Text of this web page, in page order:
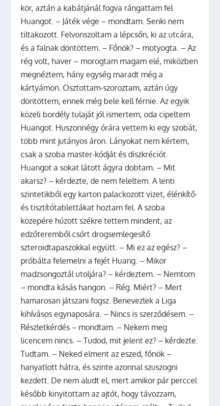
kör, aztán a kabátjánál fogva rángattam fel
Huangot. – Játék vége – mondtam. Senki nem
tiltakozott. Felvonszoltam a lépcsőn, ki az utcára,
és a falnak döntöttem. – Főnök? – motyogta. – Az
rég volt, haver – morogtam magam elé, miközben
megnéztem, hány egység maradt még a
kártyámon. Osztottam-szoroztam, aztán úgy
döntöttem, ennek még bele kell férnie. Az egyik
közeli bordély tulaját jól ismertem, oda cipeltem
Huangot. Huszonnégy órára vettem ki egy szobát,
több mint jutányos áron. Lányokat nem kértem,
csak a szoba master-kódját és diszkréciót.
Huangot a sokat látott ágyra dobtam. – Mit
akarsz? – kérdezte, de nem feleltem. A lenti
szintetikből egy karton palackozott vizet, élénkítő-
és tisztítótablettákat hoztam fel. A szoba
közepére húzott székre tettem mindent, az
edzőteremből csórt drogsemlegesítő
szteroidtapaszokkal együtt. – Mi ez az egész? –
próbálta felemelni a fejét Huang. – Mikor
madzsongoztál utoljára? – kérdeztem. – Nemtom
– mondta kásás hangon. – Rég. Miért? – Mert
hamarosan játszani fogsz. Benevezlek a Liga
kihívásos egynaposára. – Nincs is szerződésem. –
Részletkérdés – mondtam. – Nekem meg
licencem nincs. – Tudod, mit jelent ez? – kérdezte.
Tudtam. – Neked elment az eszed, főnök –
hanyatlott hátra, és szinte azonnal szuszogni
kezdett. De nem aludt el, mert amikor pár perccel
később kinyitottam az ajtót, hogy távozzam,